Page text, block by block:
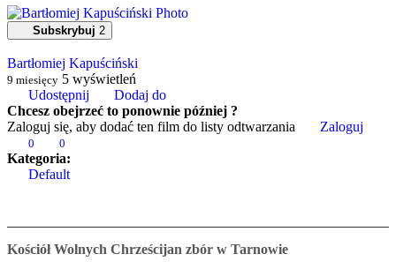
Subskrybuj 2
Bartłomiej Kapuściński
9 miesięcy 5 wyświetleń
Udostępnij
Dodaj do
Chcesz obejrzeć to ponownie później ?
Zaloguj się, aby dodać ten film do listy odtwarzania
Zaloguj
0 0
Kategoria:
Default
Kościół Wolnych Chrześcijan zbór w Tarnowie